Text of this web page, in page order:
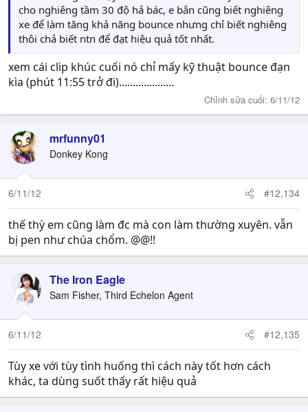
cho nghiêng tầm 30 độ hả bác, e bắn cũng biết nghiêng
xe để làm tăng khả năng bounce nhưng chỉ biết nghiêng
thôi chả biết ntn để đạt hiệu quả tốt nhất.
xem cái clip khúc cuối nó chỉ mấy kỹ thuật bounce đạn
kìa (phút 11:55 trở đi)....................
Chỉnh sửa cuối: 6/11/12
mrfunny01
Donkey Kong
6/11/12 #12,134
thế thỳ em cũng làm đc mà con làm thường xuyên. vẫn
bị pen như chúa chổm. @@!!
The Iron Eagle
Sam Fisher, Third Echelon Agent
6/11/12 #12,135
Tùy xe với tùy tình huống thì cách này tốt hơn cách
khác, ta dùng suốt thấy rất hiệu quả